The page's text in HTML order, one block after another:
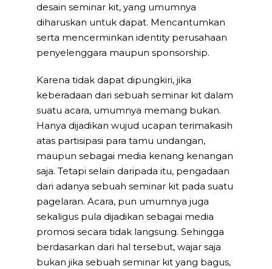
desain seminar kit, yang umumnya
diharuskan untuk dapat. Mencantumkan
serta mencerminkan identity perusahaan
penyelenggara maupun sponsorship.
Karena tidak dapat dipungkiri, jika
keberadaan dari sebuah seminar kit dalam
suatu acara, umumnya memang bukan.
Hanya dijadikan wujud ucapan terimakasih
atas partisipasi para tamu undangan,
maupun sebagai media kenang kenangan
saja. Tetapi selain daripada itu, pengadaan
dari adanya sebuah seminar kit pada suatu
pagelaran. Acara, pun umumnya juga
sekaligus pula dijadikan sebagai media
promosi secara tidak langsung. Sehingga
berdasarkan dari hal tersebut, wajar saja
bukan jika sebuah seminar kit yang bagus,